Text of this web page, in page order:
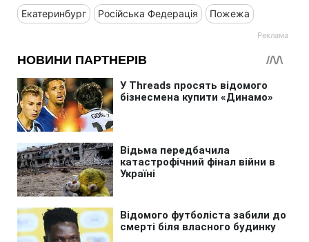
Екатеринбург Російська Федерація Пожежа